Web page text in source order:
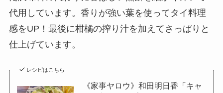
代用しています。香りが強い葉を使ってタイ料理
感をUP！最後に柑橘の搾り汁を加えてさっぱりと
仕上げています。
レシピはこちら
《家事ヤロウ》和田明日香「キャ